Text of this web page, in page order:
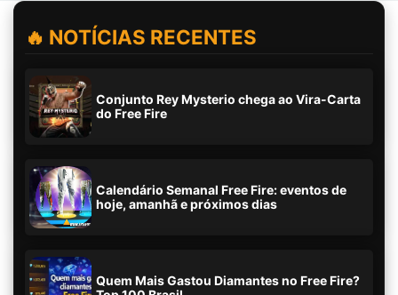
🔥 NOTÍCIAS RECENTES
Conjunto Rey Mysterio chega ao Vira-Carta
do Free Fire
Calendário Semanal Free Fire: eventos de
hoje, amanhã e próximos dias
Quem Mais Gastou Diamantes no Free Fire?